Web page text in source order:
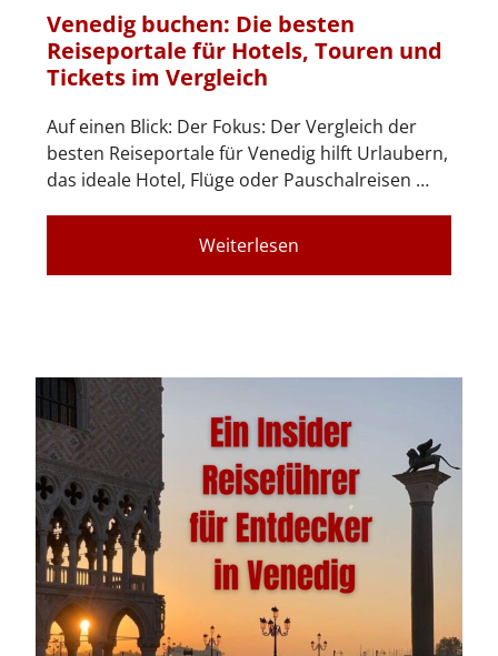
Venedig buchen: Die besten
Reiseportale für Hotels, Touren und
Tickets im Vergleich
Auf einen Blick: Der Fokus: Der Vergleich der
besten Reiseportale für Venedig hilft Urlaubern,
das ideale Hotel, Flüge oder Pauschalreisen …
Weiterlesen